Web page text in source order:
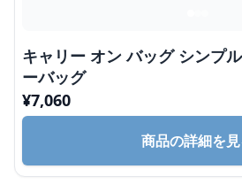
キャリー オン バッグ シンプ
ーバッグ
¥7,060
商品の詳細を